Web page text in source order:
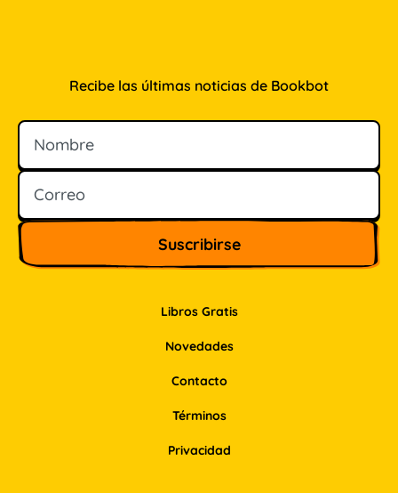
Libros Gratis
Novedades
Contacto
Recibe las últimas noticias de Bookbot
Nombre
Correo
Términos
Privacidad